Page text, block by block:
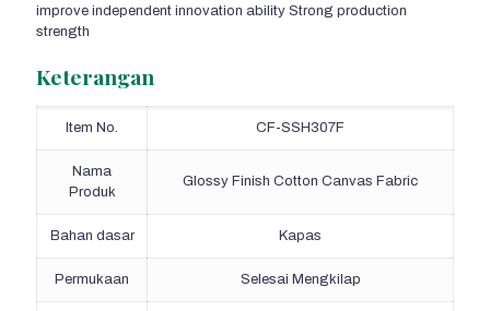
improve independent innovation ability Strong production
strength
Keterangan
Item No. CF-SSH307F
Nama
Produk
Glossy Finish Cotton Canvas Fabric
Bahan dasar Kapas
Permukaan Selesai Mengkilap